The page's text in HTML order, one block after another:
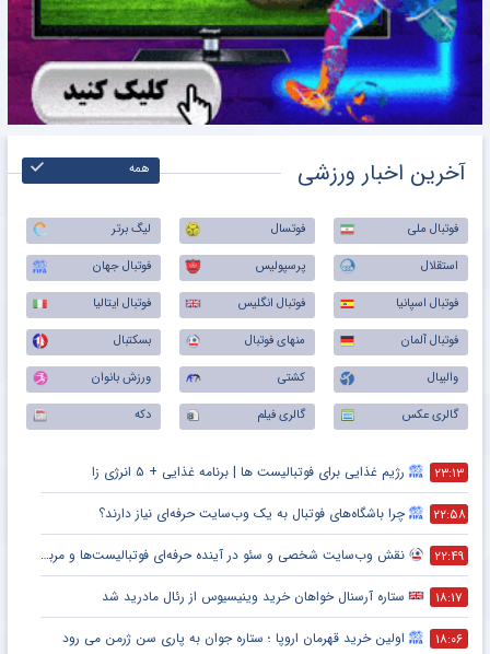
آخرین اخبار ورزشی همه
فوتبال ملی فوتسال
لیگ برتر
استقلال
پرسپولیس
فوتبال جهان
فوتبال اسپانیا
فوتبال انگلیس
فوتبال ایتالیا
فوتبال آلمان
منهای فوتبال
بسکتبال
والیبال
کشتی
ورزش بانوان
گالری عکس
گالری فیلم دکه
۲۳:۱۳ رژیم غذایی برای فوتبالیست ها | برنامه غذایی + ۵ انرژی زا
۲۲:۵۸ چرا باشگاه‌های فوتبال به یک وب‌سایت حرفه‌ای نیاز دارند؟
۲۲:۴۹ نقش وب‌سایت شخصی و سئو در آینده حرفه‌ای فوتبالیست‌ها و مربیان
۱۸:۱۷ ستاره آرسنال خواهان خرید وینیسیوس از رئال مادرید شد
۱۸:۰۶ اولین خرید قهرمان اروپا ؛ ستاره جوان به پاری سن ژرمن می رود